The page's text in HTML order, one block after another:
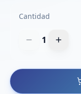
Cantidad
1